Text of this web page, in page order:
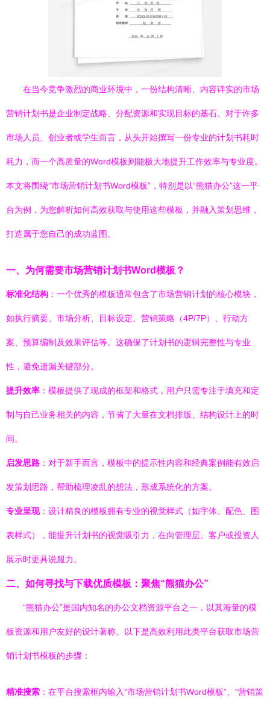
在当今竞争激烈的商业环境中，一份结构清晰、内容详实的市场
营销计划书是企业制定战略、分配资源和实现目标的基石。对于许多
市场人员、创业者或学生而言，从头开始撰写一份专业的计划书耗时
耗力，而一个高质量的Word模板则能极大地提升工作效率与专业度。
本文将围绕“市场营销计划书Word模板”，特别是以“熊猫办公”这一平
台为例，为您解析如何高效获取与使用这些模板，并融入策划思维，
打造属于您自己的成功蓝图。
一、为何需要市场营销计划书Word模板？
标准化结构 ：一个优秀的模板通常包含了市场营销计划的核心模块，
如执行摘要、市场分析、目标设定、营销策略（4P/7P）、行动方
案、预算编制及效果评估等。这确保了计划书的逻辑完整性与专业
性，避免遗漏关键部分。
提升效率 ：模板提供了现成的框架和格式，用户只需专注于填充和定
制与自己业务相关的内容，节省了大量在文档排版、结构设计上的时
间。
启发思路 ：对于新手而言，模板中的提示性内容和经典案例能有效启
发策划思路，帮助梳理凌乱的想法，形成系统化的方案。
专业呈现：设计精良的模板拥有专业的视觉样式（如字体、配色、图
表样式），能提升计划书的视觉吸引力，在向管理层、客户或投资人
展示时更具说服力。
二、如何寻找与下载优质模板：聚焦“熊猫办公”
“熊猫办公”是国内知名的办公文档资源平台之一，以其海量的模
板资源和用户友好的设计著称。以下是高效利用此类平台获取市场营
销计划书模板的步骤：
精准搜索 ：在平台搜索框内输入“市场营销计划书Word模板”、“营销策